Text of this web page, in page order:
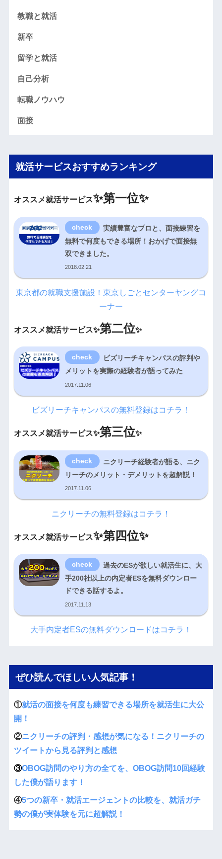
教職と就活
新卒
留学と就活
自己分析
転職ノウハウ
面接
就活サービスおすすめランキング
オススメ就活サービス✨第一位✨
実績豊富なプロと、面接練習を
無料で何度もできる場所！おかげで面接無
双できました。
2018.02.21
東京都の就職支援施設！東京しごとセンターヤングコ
ーナー
オススメ就活サービス✨第二位✨
ビズリーチキャンパスの評判や
メリットを実際の経験者が語ってみた
2017.11.06
ビズリーチキャンパスの無料登録はコチラ！
オススメ就活サービス✨第三位✨
ニクリーチ経験者が語る、ニク
リーチのメリット・デメリットを超解説！
2017.11.06
ニクリーチの無料登録はコチラ！
オススメ就活サービス✨第四位✨
過去のESが欲しい就活生に、大
手200社以上の内定者ESを無料ダウンロー
ドできる話するよ。
2017.11.13
大手内定者ESの無料ダウンロードはコチラ！
ぜひ読んでほしい人気記事！
①就活の面接を何度も練習できる場所を就活生に大公
開！
②ニクリーチの評判・感想が気になる！ニクリーチの
ツイートから見る評判と感想
③OBOG訪問のやり方の全てを、OBOG訪問10回経験
した僕が語ります！
④5つの新卒・就活エージェントの比較を、就活ガチ
勢の僕が実体験を元に超解説！